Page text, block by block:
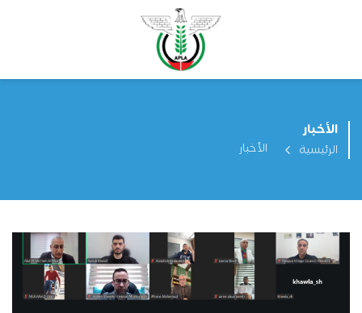
الأخبار
الرئيسية الأخبار